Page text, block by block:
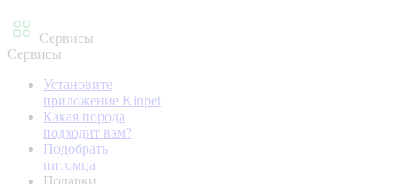
Сервисы
Сервисы
Установите
приложение Kinpet
Какая порода
подходит вам?
Подобрать
питомца
Подарки